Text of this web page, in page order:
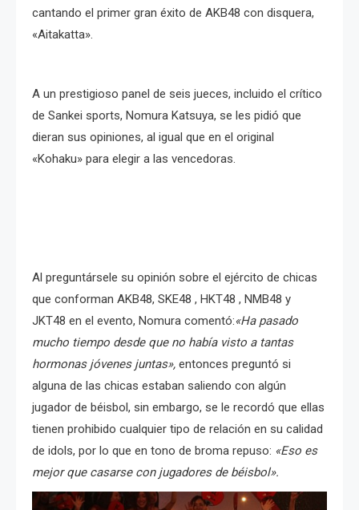
cantando el primer gran éxito de AKB48 con disquera,
«Aitakatta».
A un prestigioso panel de seis jueces, incluido el crítico
de Sankei sports, Nomura Katsuya, se les pidió que
dieran sus opiniones, al igual que en el original
«Kohaku» para elegir a las vencedoras.
Al preguntársele su opinión sobre el ejército de chicas
que conforman AKB48, SKE48 , HKT48 , NMB48 y
JKT48 en el evento, Nomura comentó:«Ha pasado
mucho tiempo desde que no había visto a tantas
hormonas jóvenes juntas», entonces preguntó si
alguna de las chicas estaban saliendo con algún
jugador de béisbol, sin embargo, se le recordó que ellas
tienen prohibido cualquier tipo de relación en su calidad
de idols, por lo que en tono de broma repuso: «Eso es
mejor que casarse con jugadores de béisbol».